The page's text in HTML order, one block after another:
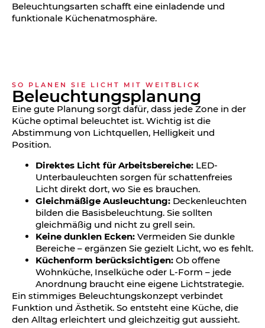
Beleuchtungsarten schafft eine einladende und
funktionale Küchenatmosphäre.
SO PLANEN SIE LICHT MIT WEITBLICK
Beleuchtungs­planung
Eine gute Planung sorgt dafür, dass jede Zone in der
Küche optimal beleuchtet ist. Wichtig ist die
Abstimmung von Lichtquellen, Helligkeit und
Position.
Direktes Licht für Arbeitsbereiche: LED-
Unterbauleuchten sorgen für schattenfreies
Licht direkt dort, wo Sie es brauchen.
Gleichmäßige Ausleuchtung: Deckenleuchten
bilden die Basisbeleuchtung. Sie sollten
gleichmäßig und nicht zu grell sein.
Keine dunklen Ecken: Vermeiden Sie dunkle
Bereiche – ergänzen Sie gezielt Licht, wo es fehlt.
Küchenform berücksichtigen: Ob offene
Wohnküche, Inselküche oder L-Form – jede
Anordnung braucht eine eigene Lichtstrategie.
Ein stimmiges Beleuchtungskonzept verbindet
Funktion und Ästhetik. So entsteht eine Küche, die
den Alltag erleichtert und gleichzeitig gut aussieht.